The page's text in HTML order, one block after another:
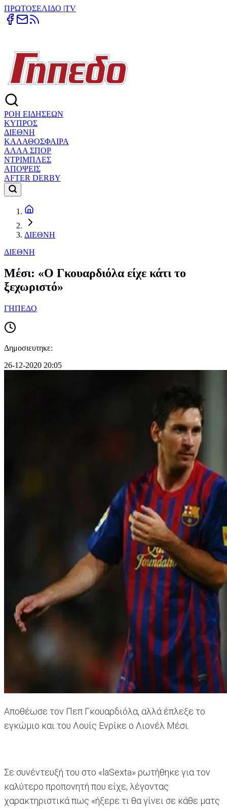
ΠΡΩΤΟΣΕΛΙΔΟ |TV
ΡΟΗ ΕΙΔΗΣΕΩΝ
ΚΥΠΡΟΣ
ΔΙΕΘΝΗ
ΚΑΛΑΘΟΣΦΑΙΡΑ
ΑΛΛΑ ΣΠΟΡ
ΝΤΡΙΜΠΛΕΣ
ΑΠΟΨΕΙΣ
AFTER DERBY
ΔΙΕΘΝΗ
ΔΙΕΘΝΗ
Μέσι: «Ο Γκουαρδιόλα είχε κάτι το
ξεχωριστό»
ΓΗΠΕΔΟ
Δημοσιευτηκε:
26-12-2020 20:05
Αποθέωσε τον Πεπ Γκουαρδιόλα, αλλά έπλεξε το
εγκώμιο και του Λουίς Ενρίκε ο Λιονέλ Μέσι.
Σε συνέντευξή του στο «laSexta» ρωτήθηκε για τον
καλύτερο προπονητή που είχε, λέγοντας
χαρακτηριστικά πως «ήξερε τι θα γίνει σε κάθε ματς